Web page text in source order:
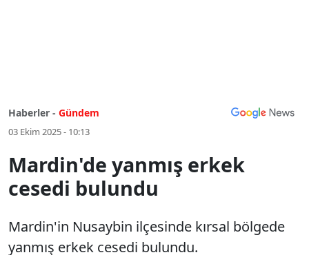
Haberler - Gündem
03 Ekim 2025 - 10:13
Mardin'de yanmış erkek
cesedi bulundu
Mardin'in Nusaybin ilçesinde kırsal bölgede
yanmış erkek cesedi bulundu.